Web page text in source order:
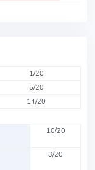
1/20
5/20
14/20
10/20
3/20